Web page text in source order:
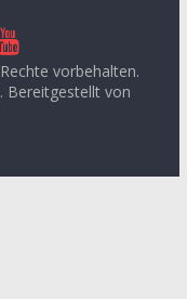
2024(3)
Juni 2024
April 2024(2)
vorbehalten.
. Bereitgestellt von